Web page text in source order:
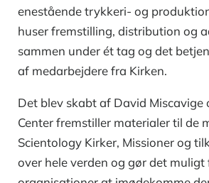
enestående trykkeri- og
huser fremstilling, distribution og
sammen under ét tag og det
af medarbejdere fra Kirken.
Det blev skabt af David Miscavige
Center fremstiller materialer til de
Scientology Kirker, Missioner og
over hele verden og gør det muligt